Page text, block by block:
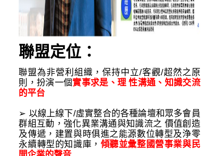
聯盟定位：
聯盟為非營利組織，保持中立/客觀/超然之原
則，扮演一個實事求是、理 性溝通、知識交流
的平台
➢ 以線上線下/虛實整合的各種論壇和眾多會員
群組互動，強化異業溝通與知識流之 價值創造
及傳遞，建置與時俱進之能源數位轉型及浄零
永續轉型的知識庫， 傾聽並彙整國營事業與民